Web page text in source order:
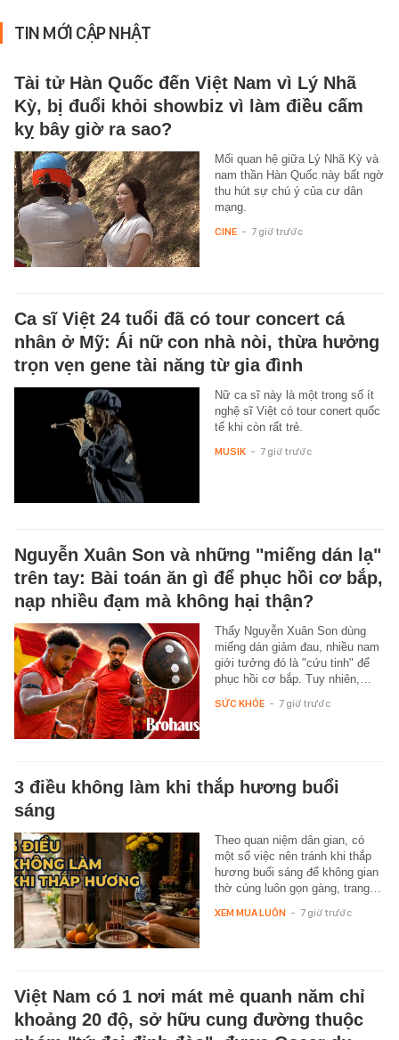
TIN MỚI CẬP NHẬT
Tài tử Hàn Quốc đến Việt Nam vì Lý Nhã
Kỳ, bị đuổi khỏi showbiz vì làm điều cấm
kỵ bây giờ ra sao?
Mối quan hệ giữa Lý Nhã Kỳ và
nam thần Hàn Quốc này bất ngờ
thu hút sự chú ý của cư dân
mạng.
CINE - 7 giờ trước
Ca sĩ Việt 24 tuổi đã có tour concert cá
nhân ở Mỹ: Ái nữ con nhà nòi, thừa hưởng
trọn vẹn gene tài năng từ gia đình
Nữ ca sĩ này là một trong số ít
nghệ sĩ Việt có tour conert quốc
tế khi còn rất trẻ.
MUSIK - 7 giờ trước
Nguyễn Xuân Son và những "miếng dán lạ"
trên tay: Bài toán ăn gì để phục hồi cơ bắp,
nạp nhiều đạm mà không hại thận?
Thấy Nguyễn Xuân Son dùng
miếng dán giảm đau, nhiều nam
giới tưởng đó là "cứu tinh" để
phục hồi cơ bắp. Tuy nhiên,…
SỨC KHỎE - 7 giờ trước
3 điều không làm khi thắp hương buổi
sáng
Theo quan niệm dân gian, có
một số việc nên tránh khi thắp
hương buổi sáng để không gian
thờ cúng luôn gọn gàng, trang…
XEM MUA LUÔN - 7 giờ trước
Việt Nam có 1 nơi mát mẻ quanh năm chỉ
khoảng 20 độ, sở hữu cung đường thuộc